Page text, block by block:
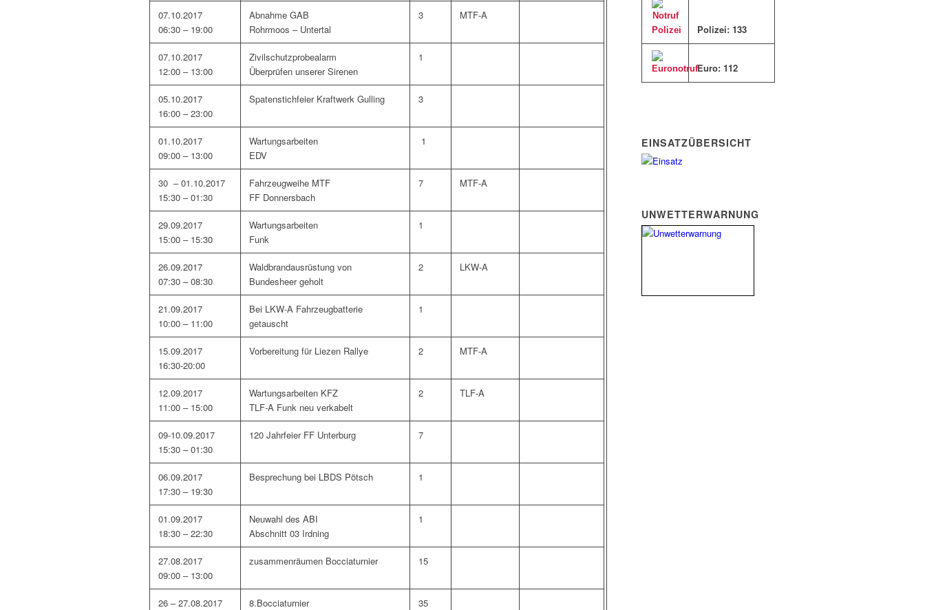
07.10.2017
06:30 – 19:00
Abnahme GAB
Rohrmoos – Untertal
3 MTF-A
07.10.2017
12:00 – 13:00
Zivilschutzprobealarm
Überprüfen unserer Sirenen
1
05.10.2017
16:00 – 23:00
Spatenstichfeier Kraftwerk Gulling 3
01.10.2017
09:00 – 13:00
Wartungsarbeiten
EDV
1
30 – 01.10.2017
15:30 – 01:30
Fahrzeugweihe MTF
FF Donnersbach
7 MTF-A
29.09.2017
15:00 – 15:30
Wartungsarbeiten
Funk
1
26.09.2017
07:30 – 08:30
Waldbrandausrüstung von
Bundesheer geholt
2 LKW-A
21.09.2017
10:00 – 11:00
Bei LKW-A Fahrzeugbatterie
getauscht
1
15.09.2017
16:30-20:00
Vorbereitung für Liezen Rallye 2 MTF-A
12.09.2017
11:00 – 15:00
Wartungsarbeiten KFZ
TLF-A Funk neu verkabelt
2 TLF-A
09-10.09.2017
15:30 – 01:30
120 Jahrfeier FF Unterburg 7
06.09.2017
17:30 – 19:30
Besprechung bei LBDS Pötsch 1
01.09.2017
18:30 – 22:30
Neuwahl des ABI
Abschnitt 03 Irdning
1
27.08.2017
09:00 – 13:00
zusammenräumen Bocciaturnier 15
26 – 27.08.2017
8.Bocciaturnier 35
Polizei: 133
Euro: 112
EINSATZÜBERSICHT
UNWETTERWARNUNG